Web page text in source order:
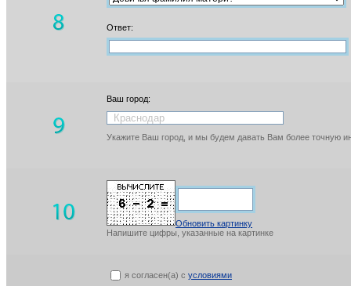
Ответ:
Ваш город:
Укажите Ваш город, и мы будем давать Вам более точную
Обновить картинку
Напишите цифры, указанные на картинке
я согласен(а) с условиями